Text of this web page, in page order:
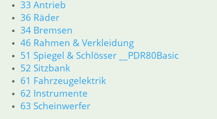
33 Antrieb
36 Räder
34 Bremsen
46 Rahmen & Verkleidung
51 Spiegel & Schlösser __PDR80Basic
52 Sitzbank
61 Fahrzeugelektrik
62 Instrumente
63 Scheinwerfer
62 Instrumente
R 60/7 – R 100 RT Bj. 1976 – 1979
11 Motor
Dichtungen
Kolben/Kolbenringe
Zylinderkopf
12 Motorelektrik
13 Vergaser
16 Tank